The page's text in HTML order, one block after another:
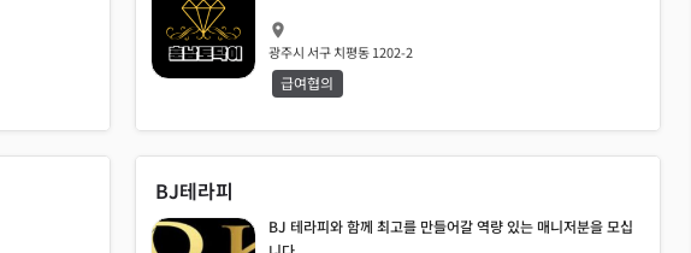
광주시 서구 치평동 1202-2
급여협의
BJ테라피
BJ 테라피와 함께 최고를 만들어갈 역량 있는 매니저분을 모십